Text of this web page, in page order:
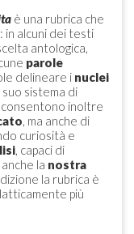
è una rubrica che
in alcuni dei testi
antologica,
parole
delineare i nuclei
sistema di
consentono inoltre
, ma anche di
curiosità e
, capaci di
la nostra
la rubrica è
più